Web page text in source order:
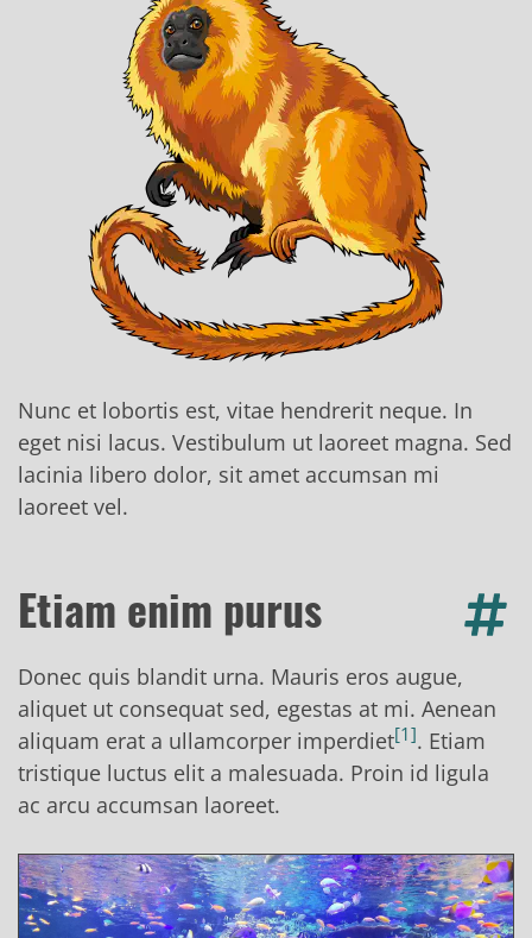
Nunc et lobortis est, vitae hendrerit neque. In
eget nisi lacus. Vestibulum ut laoreet magna. Sed
lacinia libero dolor, sit amet accumsan mi
laoreet vel.
Etiam enim purus
Donec quis blandit urna. Mauris eros augue,
aliquet ut consequat sed, egestas at mi. Aenean
aliquam erat a ullamcorper imperdiet 1 . Etiam
tristique luctus elit a malesuada. Proin id ligula
ac arcu accumsan laoreet.